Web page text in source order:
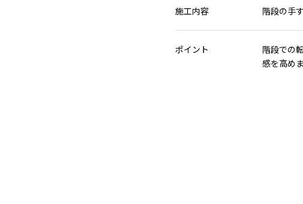
施工内容 階段の手
ポイント
階段での
感を高め